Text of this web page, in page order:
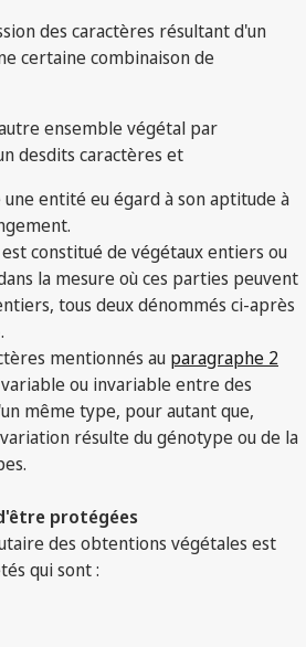
des caractères résultant d'un
certaine combinaison de
ensemble végétal par
desdits caractères et
entité eu égard à son aptitude à
constitué de végétaux entiers ou
la mesure où ces parties peuvent
tous deux dénommés ci-après
mentionnés au paragraphe 2
ou invariable entre des
même type, pour autant que,
résulte du génotype ou de la
protégées
des obtentions végétales est
qui sont :